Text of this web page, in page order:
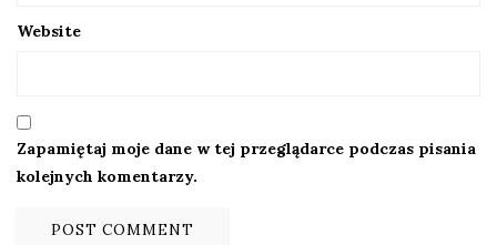
Website
Zapamiętaj moje dane w tej przeglądarce podczas pisania
kolejnych komentarzy.